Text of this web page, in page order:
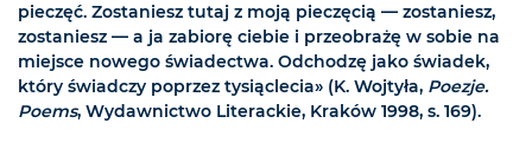
pieczęć. Zostaniesz tutaj z moją pieczęcią — zostaniesz,
zostaniesz — a ja zabiorę ciebie i przeobrażę w sobie na
miejsce nowego świadectwa. Odchodzę jako świadek,
który świadczy poprzez tysiąclecia» (K. Wojtyła, Poezje.
Poems, Wydawnictwo Literackie, Kraków 1998, s. 169).